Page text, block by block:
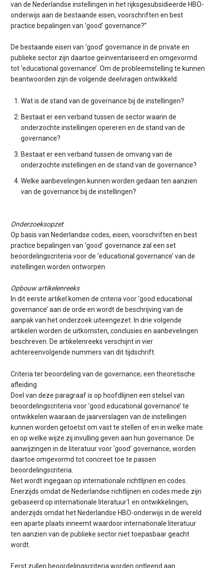
van de Nederlandse instellingen in het rijksgesubsidieerde HBO-
onderwijs aan de bestaande eisen, voorschriften en best
practice bepalingen van ‘good’ governance?”
De bestaande eisen van ‘good’ governance in de private en
publieke sector zijn daartoe geïnventariseerd en omgevormd
tot ‘educational governance’. Om de probleemstelling te kunnen
beantwoorden zijn de volgende deelvragen ontwikkeld:
Wat is de stand van de governance bij de instellingen?
Bestaat er een verband tussen de sector waarin de
onderzochte instellingen opereren en de stand van de
governance?
Bestaat er een verband tussen de omvang van de
onderzochte instellingen en de stand van de governance?
Welke aanbevelingen kunnen worden gedaan ten aanzien
van de governance bij de instellingen?
Onderzoeksopzet
Op basis van Nederlandse codes, eisen, voorschriften en best
practice bepalingen van ‘good’ governance zal een set
beoordelingscriteria voor de ‘educational governance’ van de
instellingen worden ontworpen.
Opbouw artikelenreeks
In dit eerste artikel komen de criteria voor ‘good educational
governance’ aan de orde en wordt de beschrijving van de
aanpak van het onderzoek uiteengezet. In drie volgende
artikelen worden de uitkomsten, conclusies en aanbevelingen
beschreven. De artikelenreeks verschijnt in vier
achtereenvolgende nummers van dit tijdschrift.
Criteria ter beoordeling van de governance; een theoretische
afleiding
Doel van deze paragraaf is op hoofdlijnen een stelsel van
beoordelingscriteria voor ‘good educational governance’ te
ontwikkelen waaraan de jaarverslagen van de instellingen
kunnen worden getoetst om vast te stellen of en in welke mate
en op welke wijze zij invulling geven aan hun governance. De
aanwijzingen in de literatuur voor ‘good’ governance, worden
daartoe omgevormd tot concreet toe te passen
beoordelingscriteria.
Niet wordt ingegaan op internationale richtlijnen en codes.
Enerzijds omdat de Nederlandse richtlijnen en codes mede zijn
gebaseerd op internationale literatuur1 en ontwikkelingen,
anderzijds omdat het Nederlandse HBO-onderwijs in de wereld
een aparte plaats inneemt waardoor internationale literatuur
ten aanzien van de publieke sector niet toepasbaar geacht
wordt.
Eerst zullen beoordelingscriteria worden ontleend aan